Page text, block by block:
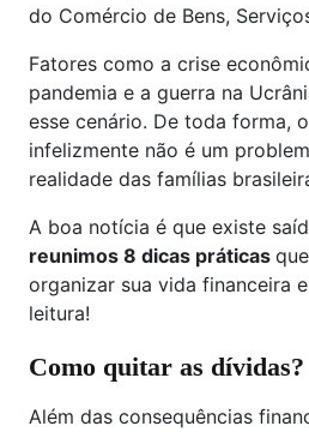
do Comércio de Bens,
Fatores como a crise
pandemia e a guerra na
esse cenário. De toda forma,
infelizmente não é um
realidade das famílias
A boa notícia é que existe
reunimos 8 dicas práticas
organizar sua vida financeira e
leitura!
Como quitar as dívidas?
Além das consequências